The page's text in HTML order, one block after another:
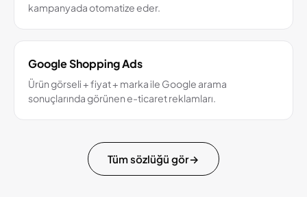
kampanyada otomatize eder.
Google Shopping Ads
Ürün görseli + fiyat + marka ile Google arama
sonuçlarında görünen e-ticaret reklamları.
Tüm sözlüğü gör→